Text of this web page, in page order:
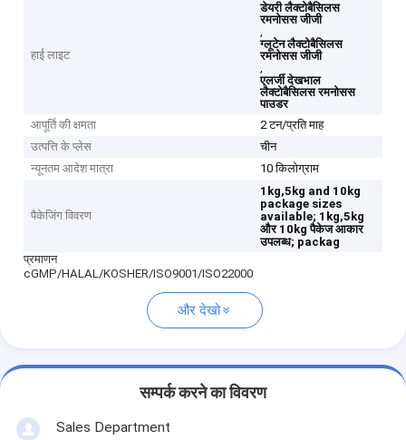
हाई लाइट
डेयरी लैक्टोबैसिलस
रमनोसस जीजी
,
ग्लूटेन लैक्टोबैसिलस
रमनोसस जीजी
,
एलर्जी देखभाल
लैक्टोबैसिलस रमनोसस
पाउडर
आपूर्ति की क्षमता
2 टन/प्रति माह
उत्पत्ति के प्लेस
चीन
न्यूनतम आदेश मात्रा
10 किलोग्राम
पैकेजिंग विवरण
1kg,5kg and 10kg
package sizes
available; 1kg,5kg
और 10kg पैकेज आकार
उपलब्ध; packag
प्रमाणन
cGMP/HALAL/KOSHER/ISO9001/ISO22000
और देखो
सम्पर्क करने का विवरण
Sales Department